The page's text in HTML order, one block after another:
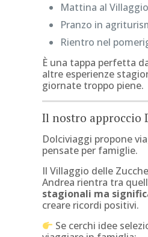
Mattina al
Pranzo in
Rientro nel
È una tappa perfetta
altre esperienze
giornate troppo piene.
Il nostro approccio
Dolciviaggi propone
pensate per famiglie.
Il Villaggio delle
Andrea rientra tra
stagionali ma
creare ricordi positivi.
Se cerchi idee